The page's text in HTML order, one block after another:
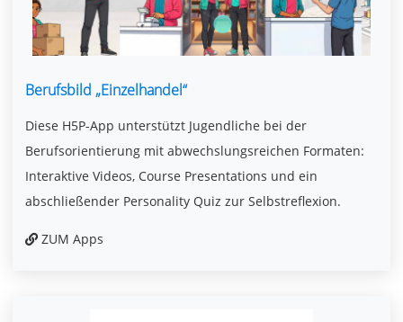
Berufsbild „Einzelhandel“
Diese H5P-App unterstützt Jugendliche bei der
Berufsorientierung mit abwechslungsreichen Formaten:
Interaktive Videos, Course Presentations und ein
abschließender Personality Quiz zur Selbstreflexion.
ZUM Apps